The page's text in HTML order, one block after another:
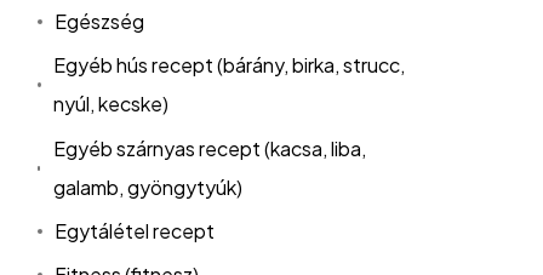
Egészség
Egyéb hús recept (bárány, birka, strucc,
nyúl, kecske)
Egyéb szárnyas recept (kacsa, liba,
galamb, gyöngytyúk)
Egytálétel recept